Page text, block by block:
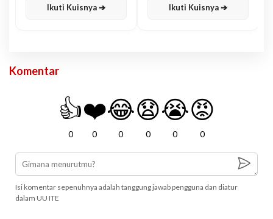
Ikuti Kuisnya ➔ Ikuti Kuisnya ➔
Komentar
👍
0
❤️
0
😂
0
😧
0
😭
0
😡
0
Isi komentar sepenuhnya adalah tanggung jawab pengguna dan diatur
dalam UU ITE